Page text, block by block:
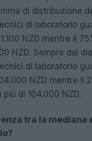
di distribuzione
di laboratorio
NZD mentre il
NZD. Sempre dal
di laboratorio
NZD mentre il
più di 104.000 NZD.
tra la mediana